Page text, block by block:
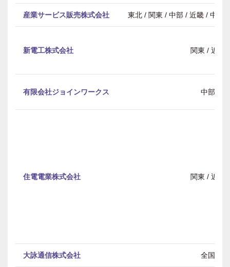
産業サービス販売株式会社 東北 / 関東 / 中部 / 近畿 / 中国
新電工株式会社 関東 / 近畿
有限会社ジョインワークス 中部
住電電業株式会社 関東 / 近畿
大詠通信株式会社 全国